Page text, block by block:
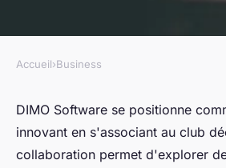
Dimo software :
club décision dsi
Accueil›Business
DIMO Software se positionne
innovant en s'associant au club
collaboration permet d'explorer